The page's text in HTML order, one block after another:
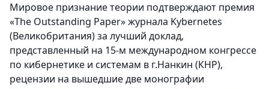
Мировое признание теории подтверждают премия
«The Outstanding Paper» журнала Kybernetes
(Великобритания) за лучший доклад,
представленный на 15-м международном конгрессе
по кибернетике и системам в г.Нанкин (КНР),
рецензии на вышедшие две монографии